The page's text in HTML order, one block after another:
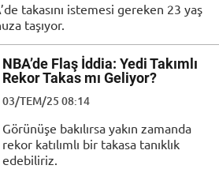
takasını istemesi gereken 23 yaş
taşıyor.
NBA’de Flaş İddia: Yedi Takımlı
Rekor Takas mı Geliyor?
03/TEM/25 08:14
Görünüşe bakılırsa yakın zamanda
rekor katılımlı bir takasa tanıklık
edebiliriz.